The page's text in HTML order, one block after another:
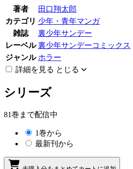
著者
田口翔太郎
カテゴリ 少年・青年マンガ
雑誌
裏少年サンデー
レーベル 裏少年サンデーコミックス
ジャンル ホラー
詳細を見る とじる
シリーズ
81巻まで配信中
1巻から
最新刊から